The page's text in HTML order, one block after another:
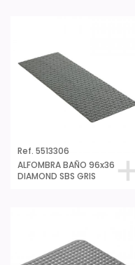
Ref. 5513306
ALFOMBRA BAÑO 96x36
DIAMOND SBS GRIS